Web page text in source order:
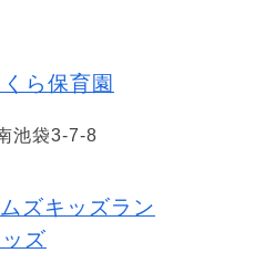
ら保育園
池袋3-7-8
ズキッズラン
ズ